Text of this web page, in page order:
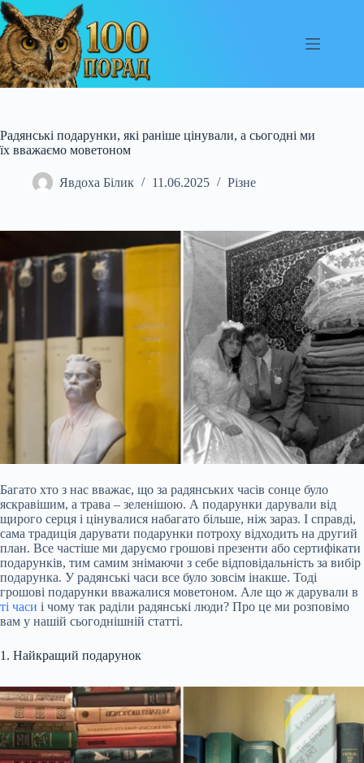
Перейти
до
вмісту
Радянські подарунки, які раніше цінували, а сьогодні ми
їх вважаємо моветоном
Явдоха Білик 11.06.2025 Різне
Багато хто з нас вважає, що за радянських часів сонце було
яскравішим, а трава – зеленішою. А подарунки дарували від
щирого серця і цінувалися набагато більше, ніж зараз. І справді,
сама традиція дарувати подарунки потроху відходить на другий
план. Все частіше ми даруємо грошові презенти або сертифікати
подарунків, тим самим знімаючи з себе відповідальність за вибір
подарунка. У радянські часи все було зовсім інакше. Тоді
грошові подарунки вважалися моветоном. Але що ж дарували в
ті часи і чому так раділи радянські люди? Про це ми розповімо
вам у нашій сьогоднішній статті.
1. Найкращий подарунок